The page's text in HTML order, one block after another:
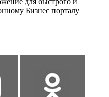
Бизнес порталу